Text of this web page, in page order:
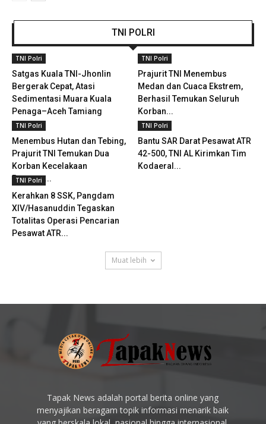
TNI POLRI
TNI Polri
Satgas Kuala TNI-Jhonlin
Bergerak Cepat, Atasi
Sedimentasi Muara Kuala
Penaga–Aceh Tamiang
TNI Polri
Prajurit TNI Menembus
Medan dan Cuaca Ekstrem,
Berhasil Temukan Seluruh
Korban...
TNI Polri
Menembus Hutan dan Tebing,
Prajurit TNI Temukan Dua
Korban Kecelakaan
Pesawat...
TNI Polri
Bantu SAR Darat Pesawat ATR
42-500, TNI AL Kirimkan Tim
Kodaeral...
TNI Polri
Kerahkan 8 SSK, Pangdam
XIV/Hasanuddin Tegaskan
Totalitas Operasi Pencarian
Pesawat ATR...
Muat lebih
Tapak News adalah portal berita online yang
menyajikan beragam topik informasi menarik baik